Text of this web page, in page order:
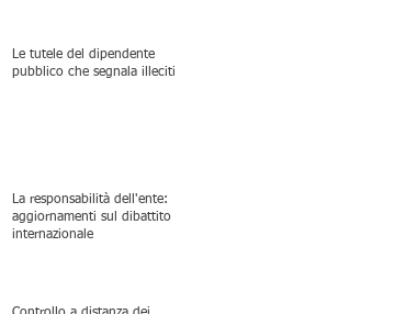
Le tutele del dipendente
pubblico che segnala illeciti
La responsabilità dell'ente:
aggiornamenti sul dibattito
internazionale